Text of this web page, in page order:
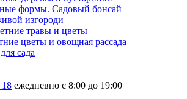
формы. Садовый бонсай
изгороди
травы и цветы
цветы и овощная рассада
сада
18 ежедневно с 8:00 до 19:00